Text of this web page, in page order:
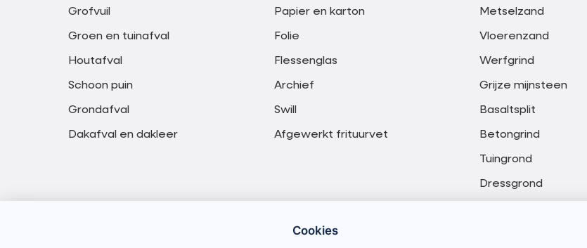
Grofvuil
Groen en tuinafval
Houtafval
Schoon puin
Grondafval
Dakafval en dakleer
Papier en karton
Folie
Flessenglas
Archief
Swill
Afgewerkt frituurvet
Metselzand
Vloerenzand
Werfgrind
Grijze mijnsteen
Basaltsplit
Betongrind
Tuingrond
Dressgrond
Cookies